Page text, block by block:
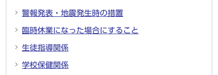
警報発表・地震発生時の措置
臨時休業になった場合にすること
生徒指導関係
学校保健関係